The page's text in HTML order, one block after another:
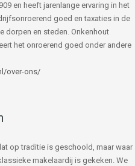
en heeft jarenlange ervaring in het
goed en taxaties in de
dorpen en steden. Onkenhout
het onroerend goed onder andere
over-ons/
op traditie is geschoold, maar waar
makelaardij is gekeken. We